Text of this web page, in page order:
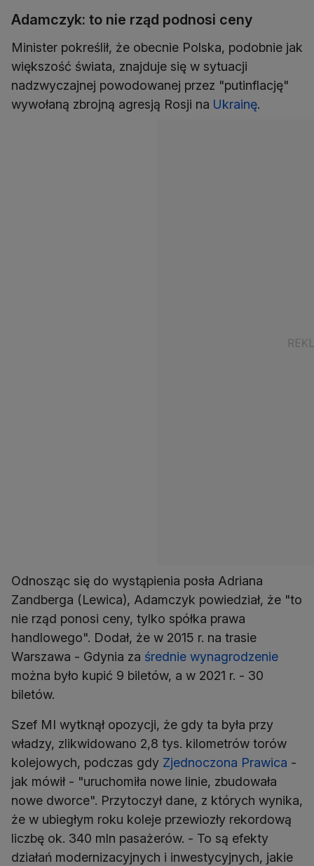
Adamczyk: to nie rząd podnosi ceny
Minister pokreślił, że obecnie Polska, podobnie jak
większość świata, znajduje się w sytuacji
nadzwyczajnej powodowanej przez "putinflację"
wywołaną zbrojną agresją Rosji na Ukrainę.
Odnosząc się do wystąpienia posła Adriana
Zandberga (Lewica), Adamczyk powiedział, że "to
nie rząd ponosi ceny, tylko spółka prawa
handlowego". Dodał, że w 2015 r. na trasie
Warszawa - Gdynia za średnie wynagrodzenie
można było kupić 9 biletów, a w 2021 r. - 30
biletów.
Szef MI wytknął opozycji, że gdy ta była przy
władzy, zlikwidowano 2,8 tys. kilometrów torów
kolejowych, podczas gdy Zjednoczona Prawica -
jak mówił - "uruchomiła nowe linie, zbudowała
nowe dworce". Przytoczył dane, z których wynika,
że w ubiegłym roku koleje przewiozły rekordową
liczbę ok. 340 mln pasażerów. - To są efekty
działań modernizacyjnych i inwestycyjnych, jakie